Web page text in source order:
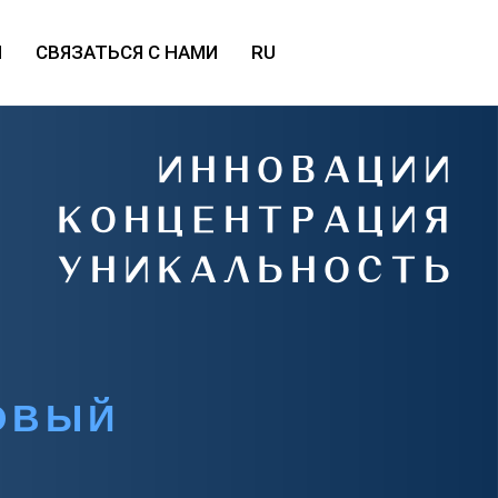
СВЯЗАТЬСЯ С НАМИ RU
ИННОВАЦИИ
КОНЦЕНТРАЦИЯ
УНИКАЛЬНОСТЬ